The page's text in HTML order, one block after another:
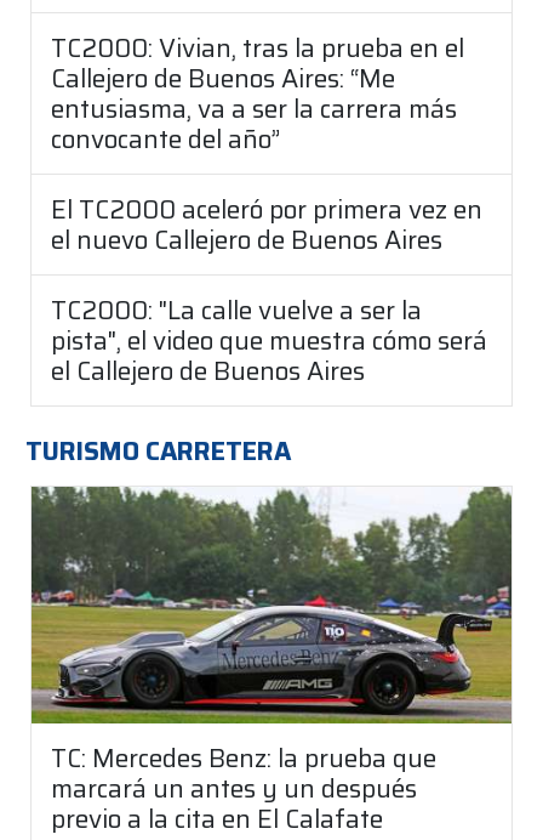
TC2000: Vivian, tras la prueba en el
Callejero de Buenos Aires: “Me
entusiasma, va a ser la carrera más
convocante del año”
El TC2000 aceleró por primera vez en
el nuevo Callejero de Buenos Aires
TC2000: "La calle vuelve a ser la
pista", el video que muestra cómo será
el Callejero de Buenos Aires
TURISMO CARRETERA
TC: Mercedes Benz: la prueba que
marcará un antes y un después
previo a la cita en El Calafate